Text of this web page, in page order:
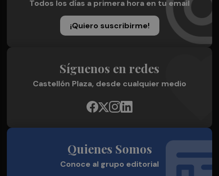
Todos los días a primera hora en tu email
¡Quiero suscribirme!
Síguenos en redes
Castellón Plaza, desde cualquier medio
Quienes Somos
Conoce al grupo editorial